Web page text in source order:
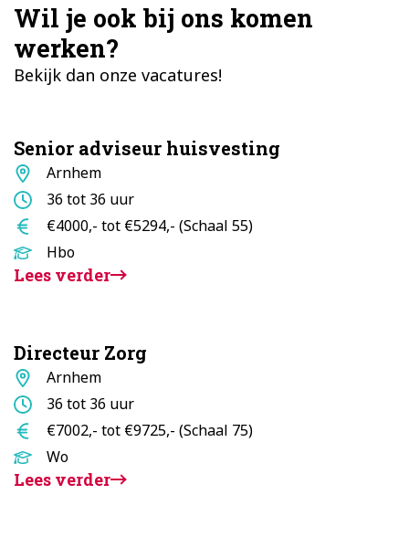
Wil je ook bij ons komen
werken?
Bekijk dan onze vacatures!
Senior adviseur huisvesting
Standplaats
Arnhem
Aantal
uur
36 tot 36 uur
Salaris€4000,- tot €5294,- (Schaal 55)
Opleidingsniveau
Hbo
Lees verder
Directeur Zorg
Standplaats
Arnhem
Aantal
uur
36 tot 36 uur
Salaris€7002,- tot €9725,- (Schaal 75)
Opleidingsniveau
Wo
Lees verder